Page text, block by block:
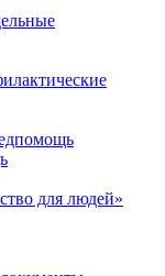
для людей»